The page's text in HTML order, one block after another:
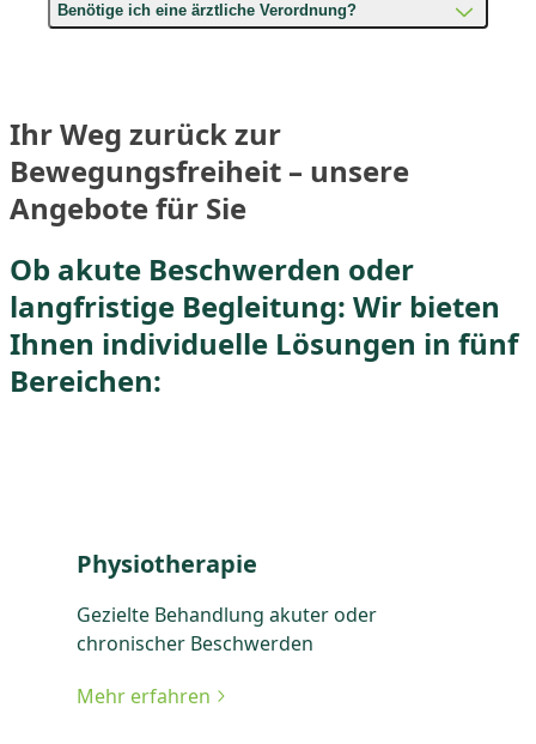
Benötige ich eine ärztliche Verordnung?
Ihr Weg zurück zur
Bewegungsfreiheit – unsere
Angebote für Sie
Ob akute Beschwerden oder
langfristige Begleitung: Wir bieten
Ihnen individuelle Lösungen in fünf
Bereichen:
Physiotherapie
Gezielte Behandlung akuter oder
chronischer Beschwerden
Mehr erfahren
zu Physiotherapie